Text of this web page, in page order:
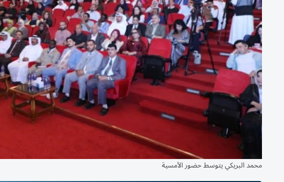
محمد البريكي يتوسط حضور الأمسية